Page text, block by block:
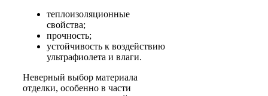
теплоизоляционные
свойства;
прочность;
устойчивость к воздействию
ультрафиолета и влаги.
Неверный выбор материала
отделки, особенно в части